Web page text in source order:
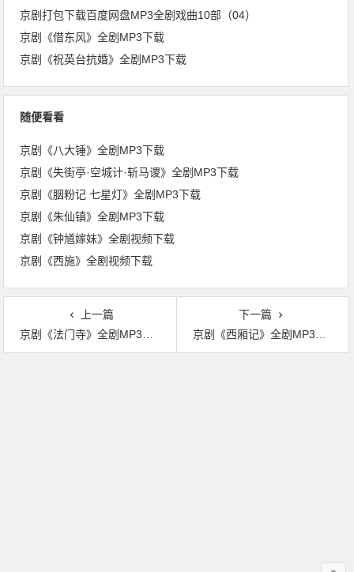
京剧打包下载百度网盘MP3全剧戏曲10部（04）
京剧《借东风》全剧MP3下载
京剧《祝英台抗婚》全剧MP3下载
随便看看
京剧《八大锤》全剧MP3下载
京剧《失街亭·空城计·斩马谡》全剧MP3下载
京剧《胭粉记 七星灯》全剧MP3下载
京剧《朱仙镇》全剧MP3下载
京剧《钟馗嫁妹》全剧视频下载
京剧《西施》全剧视频下载
上一篇
京剧《法门寺》全剧MP3下载
下一篇
京剧《西厢记》全剧MP3下载